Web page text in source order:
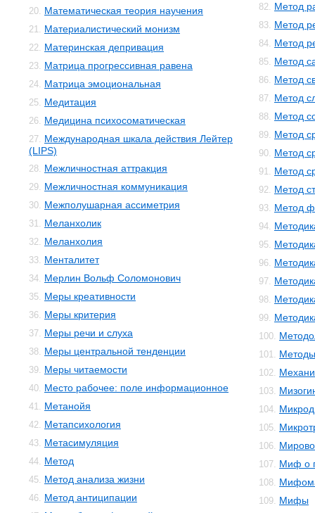
20. Математическая теория научения
21. Материалистический монизм
22. Материнская депривация
23. Матрица прогрессивная равена
24. Матрица эмоциональная
25. Медитация
26. Медицина психосоматическая
27. Международная шкала действия Лейтер
(LIPS)
28. Межличностная аттракция
29. Межличностная коммуникация
30. Межполушарная ассиметрия
31. Меланхолик
32. Меланхолия
33. Менталитет
34. Мерлин Вольф Соломонович
35. Меры креативности
36. Меры критерия
37. Меры речи и слуха
38. Меры центральной тенденции
39. Меры читаемости
40. Место рабочее: поле информационное
41. Метанойя
42. Метапсихология
43. Метасимуляция
44. Метод
45. Метод анализа жизни
46. Метод антиципации
82. Метод
83. Метод
84. Метод
85. Метод
86. Метод
87. Метод
88. Метод
89. Метод
90. Метод
91. Метод
92. Метод
93. Метод
94.
95.
96.
97.
98.
99.
100.
101. Методы
102.
103.
104.
105.
106.
107. Миф о
108.
109. Мифы